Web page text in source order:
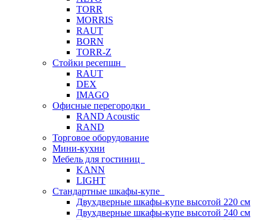
TORR
MORRIS
RAUT
BORN
TORR-Z
Стойки ресепшн
RAUT
DEX
IMAGO
Офисные перегородки
RAND Acoustic
RAND
Торговое оборудование
Мини-кухни
Мебель для гостиниц
KANN
LIGHT
Стандартные шкафы-купе
Двухдверные шкафы-купе высотой 220 см
Двухдверные шкафы-купе высотой 240 см